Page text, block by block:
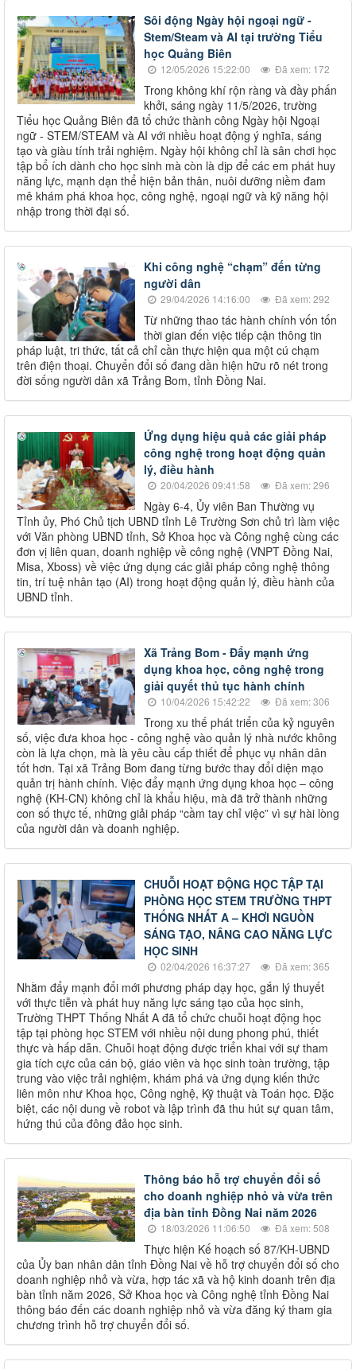
Sôi động Ngày hội ngoại ngữ -
Stem/Steam và AI tại trường Tiểu
học Quảng Biên
12/05/2026 15:22:00 Đã xem: 172
Trong không khí rộn ràng và đầy phấn
khởi, sáng ngày 11/5/2026, trường
Tiểu học Quảng Biên đã tổ chức thành công Ngày hội Ngoại
ngữ - STEM/STEAM và AI với nhiều hoạt động ý nghĩa, sáng
tạo và giàu tính trải nghiệm. Ngày hội không chỉ là sân chơi học
tập bổ ích dành cho học sinh mà còn là dịp để các em phát huy
năng lực, mạnh dạn thể hiện bản thân, nuôi dưỡng niềm đam
mê khám phá khoa học, công nghệ, ngoại ngữ và kỹ năng hội
nhập trong thời đại số.
Khi công nghệ “chạm” đến từng
người dân
29/04/2026 14:16:00 Đã xem: 292
Từ những thao tác hành chính vốn tốn
thời gian đến việc tiếp cận thông tin
pháp luật, tri thức, tất cả chỉ cần thực hiện qua một cú chạm
trên điện thoại. Chuyển đổi số đang dần hiện hữu rõ nét trong
đời sống người dân xã Trảng Bom, tỉnh Đồng Nai.
Ứng dụng hiệu quả các giải pháp
công nghệ trong hoạt động quản
lý, điều hành
20/04/2026 09:41:58 Đã xem: 296
Ngày 6-4, Ủy viên Ban Thường vụ
Tỉnh ủy, Phó Chủ tịch UBND tỉnh Lê Trường Sơn chủ trì làm việc
với Văn phòng UBND tỉnh, Sở Khoa học và Công nghệ cùng các
đơn vị liên quan, doanh nghiệp về công nghệ (VNPT Đồng Nai,
Misa, Xboss) về việc ứng dụng các giải pháp công nghệ thông
tin, trí tuệ nhân tạo (AI) trong hoạt động quản lý, điều hành của
UBND tỉnh.
Xã Trảng Bom - Đẩy mạnh ứng
dụng khoa học, công nghệ trong
giải quyết thủ tục hành chính
10/04/2026 15:42:22 Đã xem: 306
Trong xu thế phát triển của kỷ nguyên
số, việc đưa khoa học - công nghệ vào quản lý nhà nước không
còn là lựa chọn, mà là yêu cầu cấp thiết để phục vụ nhân dân
tốt hơn. Tại xã Trảng Bom đang từng bước thay đổi diện mạo
quản trị hành chính. Việc đẩy mạnh ứng dụng khoa học – công
nghệ (KH-CN) không chỉ là khẩu hiệu, mà đã trở thành những
con số thực tế, những giải pháp “cầm tay chỉ việc” vì sự hài lòng
của người dân và doanh nghiệp.
CHUỖI HOẠT ĐỘNG HỌC TẬP TẠI
PHÒNG HỌC STEM TRƯỜNG THPT
THỐNG NHẤT A – KHƠI NGUỒN
SÁNG TẠO, NÂNG CAO NĂNG LỰC
HỌC SINH
02/04/2026 16:37:27 Đã xem: 365
Nhằm đẩy mạnh đổi mới phương pháp dạy học, gắn lý thuyết
với thực tiễn và phát huy năng lực sáng tạo của học sinh,
Trường THPT Thống Nhất A đã tổ chức chuỗi hoạt động học
tập tại phòng học STEM với nhiều nội dung phong phú, thiết
thực và hấp dẫn. Chuỗi hoạt động được triển khai với sự tham
gia tích cực của cán bộ, giáo viên và học sinh toàn trường, tập
trung vào việc trải nghiệm, khám phá và ứng dụng kiến thức
liên môn như Khoa học, Công nghệ, Kỹ thuật và Toán học. Đặc
biệt, các nội dung về robot và lập trình đã thu hút sự quan tâm,
hứng thú của đông đảo học sinh.
Thông báo hỗ trợ chuyển đổi số
cho doanh nghiệp nhỏ và vừa trên
địa bàn tỉnh Đồng Nai năm 2026
18/03/2026 11:06:50 Đã xem: 508
Thực hiện Kế hoạch số 87/KH-UBND
của Ủy ban nhân dân tỉnh Đồng Nai về hỗ trợ chuyển đổi số cho
doanh nghiệp nhỏ và vừa, hợp tác xã và hộ kinh doanh trên địa
bàn tỉnh năm 2026, Sở Khoa học và Công nghệ tỉnh Đồng Nai
thông báo đến các doanh nghiệp nhỏ và vừa đăng ký tham gia
chương trình hỗ trợ chuyển đổi số.